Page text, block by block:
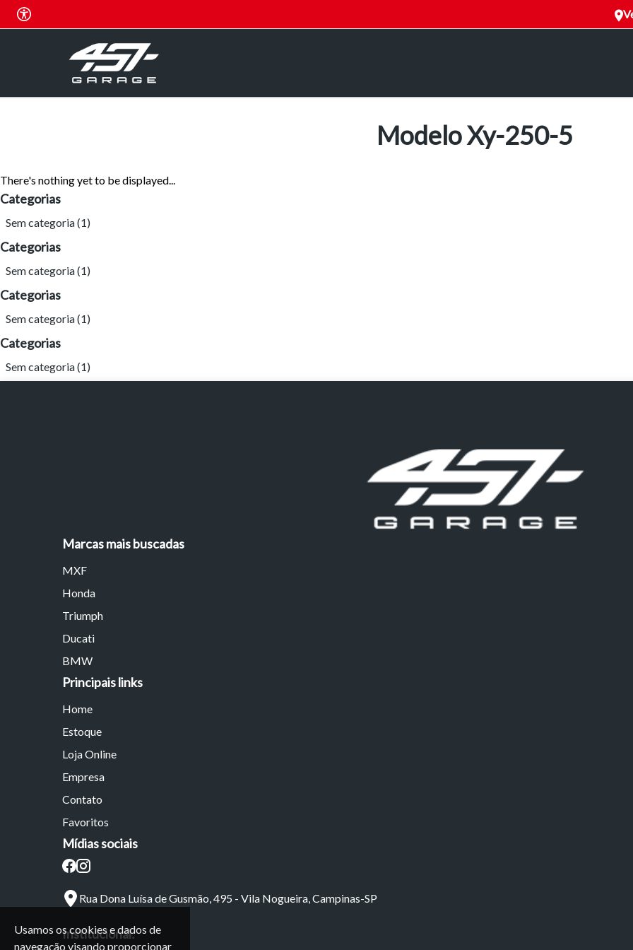
Usamos os cookies e dados de
navegação visando proporcionar
Modelo Xy-250-5
There's nothing yet to be displayed...
Categorias
Sem categoria(1)
Categorias
Sem categoria(1)
Categorias
Sem categoria(1)
Categorias
Sem categoria(1)
Marcas mais buscadas
MXF
Honda
Triumph
Ducati
BMW
Principais links
Home
Estoque
Loja Online
Empresa
Contato
Favoritos
Mídias sociais
Rua Dona Luísa de Gusmão, 495 - Vila Nogueira, Campinas-SP
Institucional: